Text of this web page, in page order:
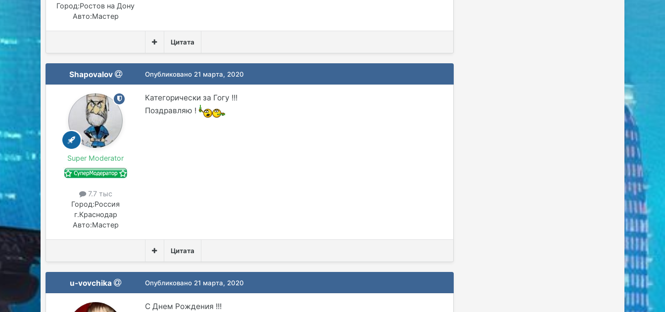
Город:Ростов на Дону
Авто:Мастер
Цитата
Shapovalov
Super Moderator
7.7 тыс
Город:Россия
г.Краснодар
Авто:Мастер
Опубликовано 21 марта, 2020
Категорически за Гогу !!!
Поздравляю !
Цитата
u-vovchika Опубликовано 21 марта, 2020
С Днем Рождения !!!